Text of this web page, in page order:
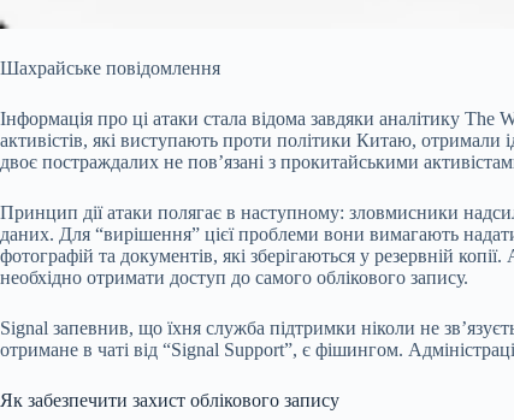
Шахрайське повідомлення
Інформація про ці атаки стала відома завдяки аналітику
активістів, які виступають проти політики Китаю,
двоє постраждалих не пов’язані з прокитайськими
Принцип дії атаки полягає в наступному: зловмисники
даних. Для “вирішення” цієї проблеми вони вимагають
фотографій та документів, які зберігаються у резервній
необхідно отримати доступ до самого облікового запису.
Signal запевнив, що їхня служба підтримки ніколи не
отримане в чаті від “Signal Support”, є фішингом.
Як забезпечити захист облікового запису